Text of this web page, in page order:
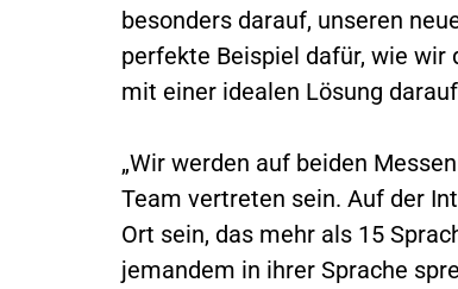
besonders darauf, unseren
perfekte Beispiel dafür, wie
mit einer idealen Lösung
„Wir werden auf beiden
Team vertreten sein. Auf der
Ort sein, das mehr als 15
jemandem in ihrer Sprache